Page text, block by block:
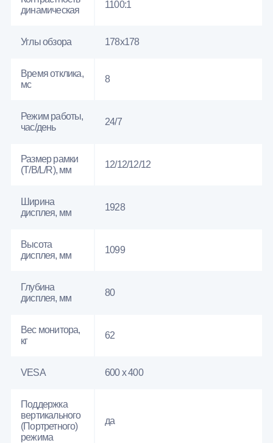
динамическая
1100:1
Углы обзора 178x178
Время отклика,
мс
8
Режим работы,
час/день
24/7
Размер рамки
(T/B/L/R), мм
12/12/12/12
Ширина
дисплея, мм
1928
Высота
дисплея, мм
1099
Глубина
дисплея, мм
80
Вес монитора,
кг
62
VESA 600 x 400
Поддержка
вертикального
(Портретного)
режима
да